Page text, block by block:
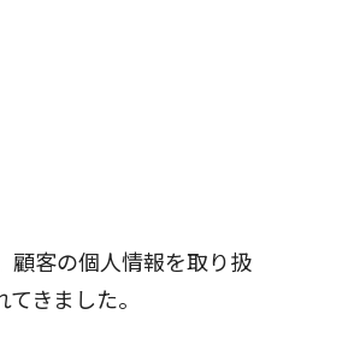
顧客の個人情報を取り扱
きました。